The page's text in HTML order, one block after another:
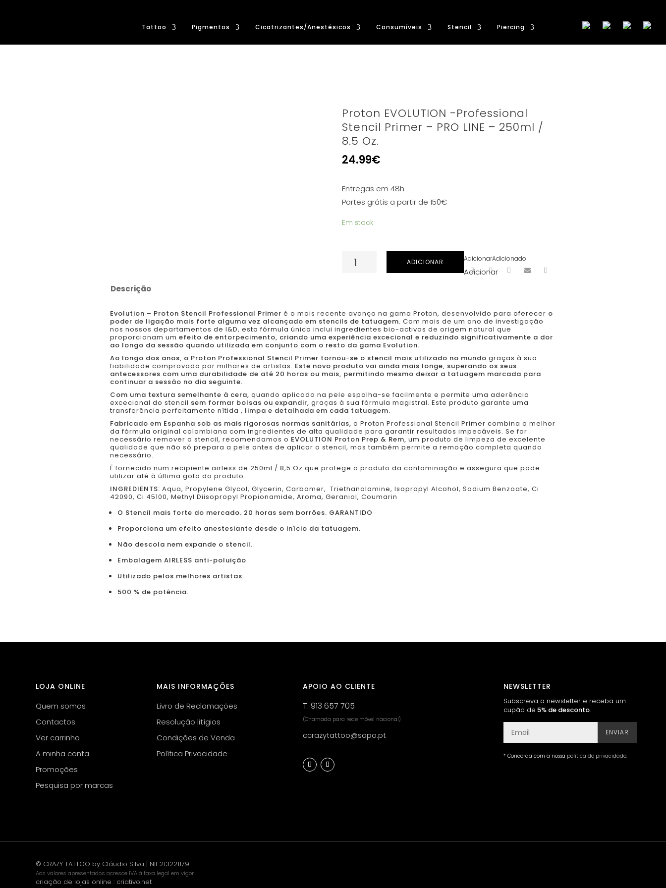
Tattoo Pigmentos Cicatrizantes/Anestésicos Consumíveis Stencil Piercing
Proton EVOLUTION -Professional
Stencil Primer – PRO LINE – 250ml /
8.5 Oz.
24.99€
Entregas em 48h
Portes grátis a partir de 150€
Em stock
Quantidade
-
Professional
Stencil
Primer
-
PRO
LINE
-
/
8.5
ADICIONAR AdicionarAdicionado
Adicionar
Descrição
Evolution – Proton Stencil Professional Primer é o mais recente avanço na gama Proton, desenvolvido para oferecer o
poder de ligação mais forte alguma vez alcançado em stencils de tatuagem. Com mais de um ano de investigação
nos nossos departamentos de I&D, esta fórmula única inclui ingredientes bio-activos de origem natural que
proporcionam um efeito de entorpecimento, criando uma experiência excecional e reduzindo significativamente a dor
ao longo da sessão quando utilizada em conjunto com o resto da gama Evolution.
Ao longo dos anos, o Proton Professional Stencil Primer tornou-se o stencil mais utilizado no mundo graças à sua
fiabilidade comprovada por milhares de artistas. Este novo produto vai ainda mais longe, superando os seus
antecessores com uma durabilidade de até 20 horas ou mais, permitindo mesmo deixar a tatuagem marcada para
continuar a sessão no dia seguinte.
Com uma textura semelhante à cera, quando aplicado na pele espalha-se facilmente e permite uma aderência
excecional do stencil sem formar bolsas ou expandir, graças à sua fórmula magistral. Este produto garante uma
transferência perfeitamente nítida , limpa e detalhada em cada tatuagem.
Fabricado em Espanha sob as mais rigorosas normas sanitárias, o Proton Professional Stencil Primer combina o melhor
da fórmula original colombiana com ingredientes de alta qualidade para garantir resultados impecáveis. Se for
necessário remover o stencil, recomendamos o EVOLUTION Proton Prep & Rem, um produto de limpeza de excelente
qualidade que não só prepara a pele antes de aplicar o stencil, mas também permite a remoção completa quando
necessário.
É fornecido num recipiente airless de 250ml / 8,5 Oz que protege o produto da contaminação e assegura que pode
utilizar até à última gota do produto.
INGREDIENTS: Aqua, Propylene Glycol, Glycerin, Carbomer, Triethanolamine, Isopropyl Alcohol, Sodium Benzoate, Ci
42090, Ci 45100, Methyl Diisopropyl Propionamide, Aroma, Geraniol, Coumarin
O Stencil mais forte do mercado. 20 horas sem borrões. GARANTIDO
Proporciona um efeito anestesiante desde o início da tatuagem.
Não descola nem expande o stencil.
Embalagem AIRLESS anti-poluição
Utilizado pelos melhores artistas.
500 % de potência.
LOJA ONLINE
Quem somos
Contactos
Ver carrinho
A minha conta
Promoções
Pesquisa por marcas
MAIS INFORMAÇÕES
Livro de Reclamações
Resolução litígios
Condições de Venda
Política Privacidade
APOIO AO CLIENTE
T. 913 657 705
(Chamada para rede móvel nacional)
ccrazytattoo@sapo.pt
NEWSLETTER
Subscreva a newsletter e receba um
cupão de 5% de desconto.
ENVIAR
* Concorda com a nossa política de privacidade.
© CRAZY TATTOO by Cláudio Silva | NIF:213221179
Aos valores apresentados acresce IVA à taxa legal em vigor.
criação de lojas online : criativo.net